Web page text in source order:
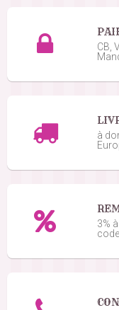
CB,
à
3%